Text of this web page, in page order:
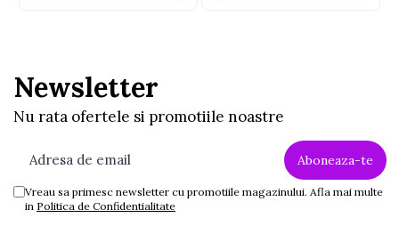
Newsletter
Nu rata ofertele si promotiile noastre
Vreau sa primesc newsletter cu promotiile magazinului. Afla mai multe
in Politica de Confidentialitate